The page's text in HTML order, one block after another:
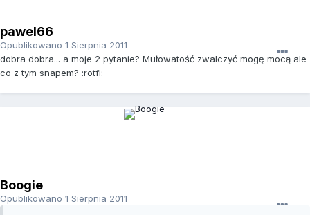
pawel66
Opublikowano 1 Sierpnia 2011
dobra dobra... a moje 2 pytanie? Mułowatość zwalczyć mogę mocą ale
co z tym snapem? :rotfl:
Boogie
Opublikowano 1 Sierpnia 2011